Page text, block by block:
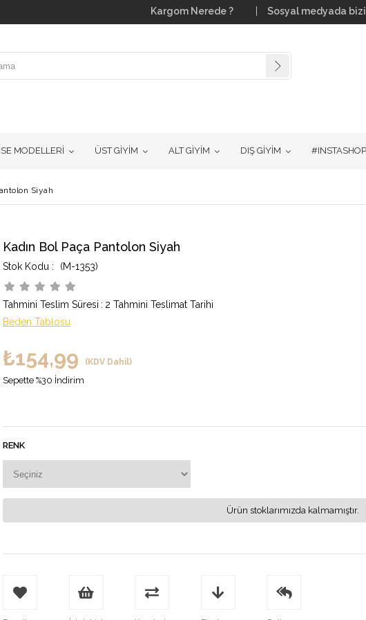
Kargom Nerede ? Sosyal medyada
MODELLERİ ÜST GİYİM ALT GİYİM DIŞ GİYİM #INSTASHOP
Siyah
Kadın Bol Paça Pantolon Siyah
(M-1353)
Tahmini Teslim Süresi : 2 Tahmini Teslimat Tarihi
Beden Tablosu
₺154,99 (KDV Dahil)
Sepette %30 İndirim
RENK
Ürün stoklarımızda kalmamıştır.